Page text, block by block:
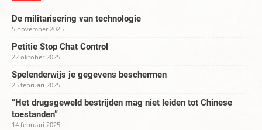
De militarisering van technologie
5 november 2025
Petitie Stop Chat Control
22 oktober 2025
Spelenderwijs je gegevens beschermen
25 februari 2025
“Het drugsgeweld bestrijden mag niet leiden tot Chinese
toestanden”
14 februari 2025